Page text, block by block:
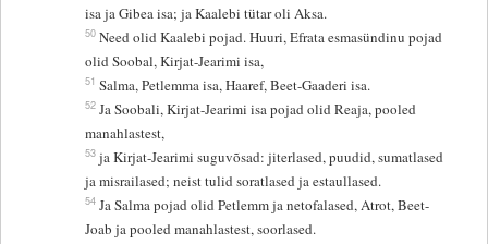
isa ja Gibea isa; ja Kaalebi tütar oli Aksa.
50 Need olid Kaalebi pojad. Huuri, Efrata esmasündinu pojad
olid Soobal, Kirjat-Jearimi isa,
51 Salma, Petlemma isa, Haaref, Beet-Gaaderi isa.
52 Ja Soobali, Kirjat-Jearimi isa pojad olid Reaja, pooled
manahlastest,
53 ja Kirjat-Jearimi suguvõsad: jiterlased, puudid, sumatlased
ja misrailased; neist tulid soratlased ja estaullased.
54 Ja Salma pojad olid Petlemm ja netofalased, Atrot, Beet-
Joab ja pooled manahlastest, soorlased.